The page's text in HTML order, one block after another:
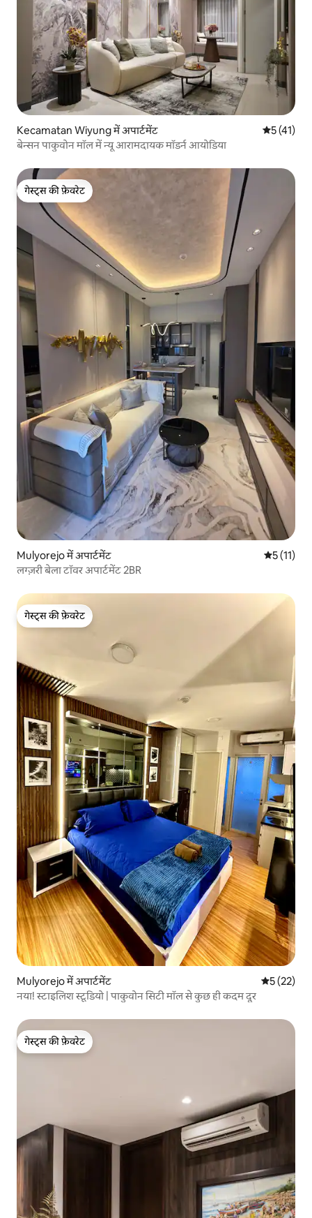
Kecamatan Wiyung में अपार्टमेंट औसत रेटिंग
5 (41)
बेन्सन पाकुवोन मॉल में न्यू आरामदायक मॉडर्न आयोडिया
गेस्ट्स की फ़ेवरेट
गेस्ट्स की फ़ेवरेट
Mulyorejo में अपार्टमेंट औसत रेटिंग
5 (11)
लग्ज़री बेला टॉवर अपार्टमेंट 2BR ​
गेस्ट्स की फ़ेवरेट
गेस्ट्स की फ़ेवरेट
Mulyorejo में अपार्टमेंट औसत रेटिंग
5 (22)
नया! स्टाइलिश स्टूडियो | पाकुवोन सिटी मॉल से कुछ ही कदम दूर
गेस्ट्स की फ़ेवरेट
गेस्ट्स की फ़ेवरेट